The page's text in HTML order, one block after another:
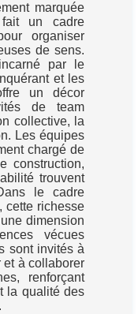
marquée
un cadre
organiser
de sens.
par le
et les
un décor
de team
collective, la
Les équipes
chargé de
construction,
trouvent
le cadre
cette richesse
dimension
vécues
sont invités à
et à collaborer
renforçant
la qualité des